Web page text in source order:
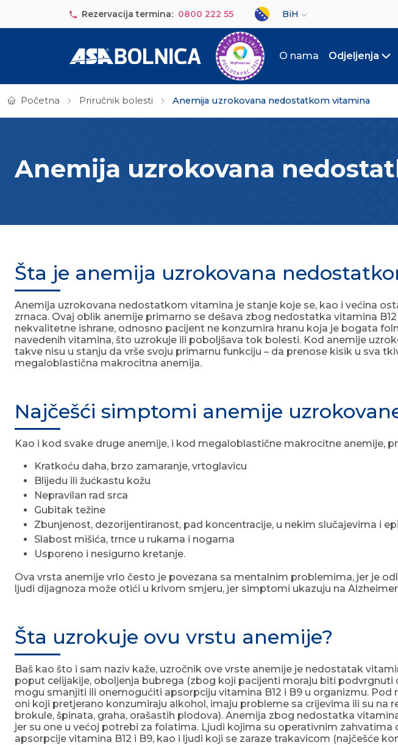
Rezervacija termina: 0800 222 55
Select your language
BiH
O nama Odjeljenja
Početna Priručnik bolesti Anemija uzrokovana nedostatkom vitamina
Anemija uzrokovana
Šta je anemija uzrokovana
Anemija uzrokovana nedostatkom vitamina je stanje koje se, kao i većina
zrnaca. Ovaj oblik anemije primarno se dešava zbog nedostatka vitamina
nekvalitetne ishrane, odnosno pacijent ne konzumira hranu koja je bogata
navedenih vitamina, što uzrokuje ili poboljšava tok bolesti. Kod anemije
takve nisu u stanju da vrše svoju primarnu funkciju – da prenose kisik u sva
megaloblastična makrocitna anemija.
Najčešći simptomi anemije
Kao i kod svake druge anemije, i kod megaloblastične makrocitne anemije,
Kratkoću daha, brzo zamaranje, vrtoglavicu
Blijedu ili žućkastu kožu
Nepravilan rad srca
Gubitak težine
Zbunjenost, dezorijentiranost, pad koncentracije, u nekim slučajevima i
Slabost mišića, trnce u rukama i nogama
Usporeno i nesigurno kretanje.
Ova vrsta anemije vrlo često je povezana sa mentalnim problemima, jer je
ljudi dijagnoza može otići u krivom smjeru, jer simptomi ukazuju na
Šta uzrokuje ovu vrstu anemije?
Baš kao što i sam naziv kaže, uzročnik ove vrste anemije je nedostatak
poput celijakije, oboljenja bubrega (zbog koji pacijenti moraju biti
mogu smanjiti ili onemogućiti apsorpciju vitamina B12 i B9 u organizmu.
oni koji pretjerano konzumiraju alkohol, imaju probleme sa crijevima ili su
brokule, špinata, graha, orašastih plodova). Anemija zbog nedostatka
jer su one u većoj potrebi za folatima. Ljudi kojima su operativnim
apsorpcije vitamina B12 i B9, kao i ljudi koji se zaraze trakavicom (najčešće